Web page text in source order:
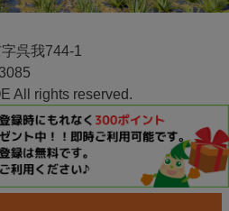
呉我744-1
All rights reserved.